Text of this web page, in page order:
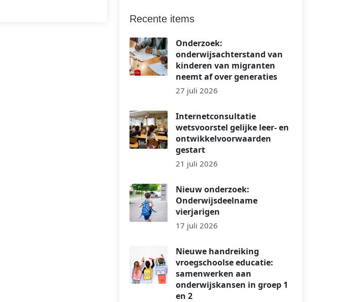
Recente items
Onderzoek:
onderwijsachterstand van
kinderen van migranten
neemt af over generaties
27 juli 2026
Internetconsultatie
wetsvoorstel gelijke leer- en
ontwikkelvoorwaarden
gestart
21 juli 2026
Nieuw onderzoek:
Onderwijsdeelname
vierjarigen
17 juli 2026
Nieuwe handreiking
vroegschoolse educatie:
samenwerken aan
onderwijskansen in groep 1
en 2